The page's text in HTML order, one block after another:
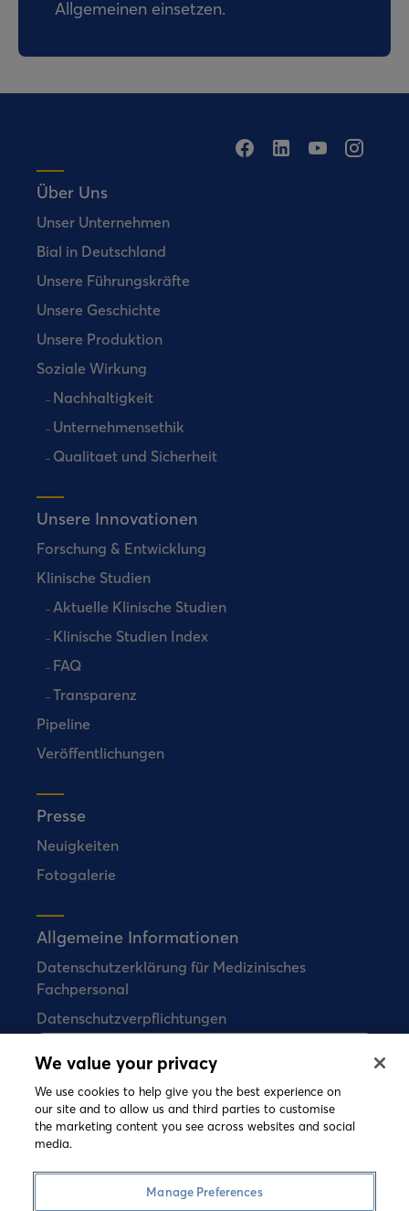
Allgemeinen einsetzen.
Über Uns
Unser Unternehmen
Bial in Deutschland
Unsere Führungskräfte
Unsere Geschichte
Unsere Produktion
Soziale Wirkung
Nachhaltigkeit
Unternehmensethik
Qualitaet und Sicherheit
Unsere Innovationen
Forschung & Entwicklung
Klinische Studien
Aktuelle Klinische Studien
Klinische Studien Index
FAQ
Transparenz
Pipeline
Veröffentlichungen
Presse
Neuigkeiten
Fotogalerie
Allgemeine Informationen
Datenschutzerklärung für Medizinisches
Fachpersonal
Datenschutzverpflichtungen
Bial verkauft keine Arzneimittel direkt an
Verbraucher.
NutzungsbedingungenCookies
We value your privacy
We use cookies to help give you the best experience on
our site and to allow us and third parties to customise
the marketing content you see across websites and social
media.
Manage Preferences